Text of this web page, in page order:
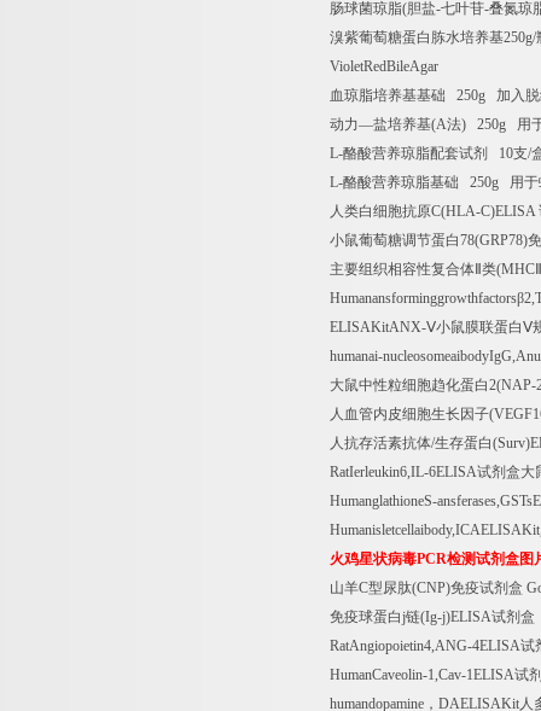
肠球菌琼脂(胆盐-七叶苷-叠氮琼
溴紫葡萄糖蛋白胨水培养基250g/
VioletRedBileAgar
血琼脂培养基基础 250g 加入
动力—盐培养基(A法) 250g 用
L-酪酸营养琼脂配套试剂 10支/
L-酪酸营养琼脂基础 250g 用
人类白细胞抗原C(HLA-C)ELISA
小鼠葡萄糖调节蛋白78(GRP78)
主要组织相容性复合体Ⅱ类(MHC
Humanansforminggrowthfactorsβ
ELISAKitANX-Ⅴ小鼠膜联蛋白Ⅴ
humanai-
大鼠中性粒细胞趋化蛋白2(NAP-
人血管内皮细胞生长因子
人抗存活素抗体/生存蛋白
RatIerleukin6,IL-6ELISA试剂盒大
HumanglathioneS-
Humanisletcellaibody,ICAELISAKit
火鸡星状病毒PCR检测试剂盒图
山羊C型尿肽(CNP)免疫试剂盒
免疫球蛋白j链(Ig-j)ELISA试剂盒
RatAngiopoietin4,ANG-4ELISA试
HumanCaveolin-1,Cav-1ELISA试
humandopamine ， DAELISAKit人